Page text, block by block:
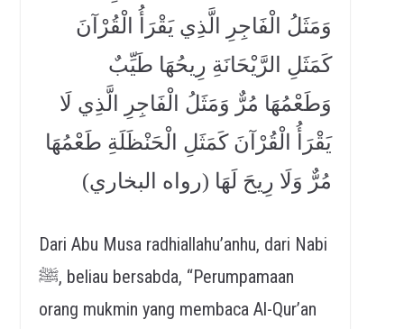
وَمَثَلُ الْفَاجِرِ الَّذِي يَقْرَأُ الْقُرْآنَ
كَمَثَلِ الرَّيْحَانَةِ رِيحُهَا طَيِّبٌ
وَطَعْمُهَا مُرٌّ وَمَثَلُ الْفَاجِرِ الَّذِي لَا
يَقْرَأُ الْقُرْآنَ كَمَثَلِ الْحَنْظَلَةِ طَعْمُهَا
مُرٌّ وَلَا رِيحَ لَهَا (رواه البخاري)
Dari Abu Musa radhiallahu’anhu, dari Nabi
ﷺ, beliau bersabda, “Perumpamaan
orang mukmin yang membaca Al-Qur’an